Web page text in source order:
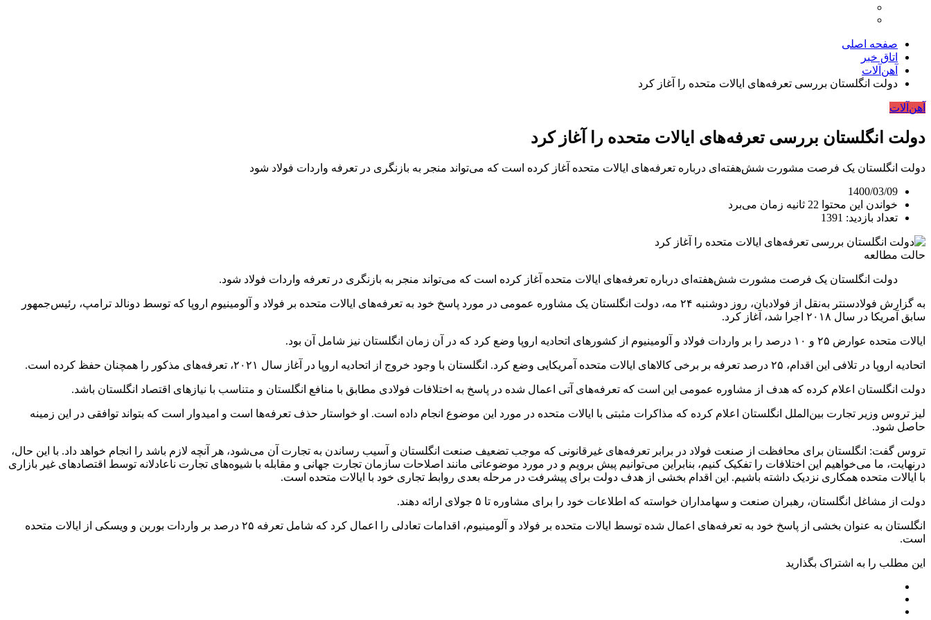
صفحه اصلی
اتاق خبر
آهن‌آلات
دولت انگلستان بررسی تعرفه‌های ایالات متحده را آغاز کرد
آهن‌آلات
دولت انگلستان بررسی تعرفه‌های ایالات متحده را آغاز کرد
دولت انگلستان یک فرصت مشورت شش‌هفته‌ای درباره تعرفه‌های ایالات متحده آغاز کرده است که می‌تواند منجر به بازنگری در تعرفه واردات فولاد شود
1400/03/09
خواندن این محتوا 22 ثانیه زمان می‌برد
تعداد بازدید: 1391
حالت مطالعه
دولت انگلستان یک فرصت مشورت شش‌هفته‌ای درباره تعرفه‌های ایالات متحده آغاز کرده است که می‌تواند منجر به بازنگری در تعرفه واردات فولاد شود.
به گزارش فولادسنتر به‌نقل از فولادبان، روز دوشنبه ۲۴ مه، دولت انگلستان یک مشاوره عمومی در مورد پاسخ خود به تعرفه‌های ایالات متحده بر فولاد و آلومینیوم اروپا که توسط دونالد ترامپ، رئیس‌جمهور
سابق آمریکا در سال ۲۰۱۸ اجرا شد، آغاز کرد.
ایالات متحده عوارض ۲۵ و ۱۰ درصد را بر واردات فولاد و آلومینیوم از کشورهای اتحادیه اروپا وضع کرد که در آن زمان انگلستان نیز شامل آن بود.
اتحادیه اروپا در تلافی این اقدام، ۲۵ درصد تعرفه بر برخی کالاهای ایالات متحده آمریکایی وضع کرد. انگلستان با وجود خروج از اتحادیه اروپا در آغاز سال ۲۰۲۱، تعرفه‌های مذکور را همچنان حفظ کرده است.
دولت انگلستان اعلام کرده که هدف از مشاوره عمومی این است که تعرفه‌های آتی اعمال شده در پاسخ به اختلافات فولادی مطابق با منافع انگلستان و متناسب با نیازهای اقتصاد انگلستان باشد.
لیز تروس وزیر تجارت بین‌الملل انگلستان اعلام کرده که مذاکرات مثبتی با ایالات متحده در مورد این موضوع انجام داده است. او خواستار حذف تعرفه‌ها است و امیدوار است که بتواند توافقی در این زمینه
حاصل شود.
تروس گفت: انگلستان برای محافظت از صنعت فولاد در برابر تعرفه‌های غیرقانونی که موجب تضعیف صنعت انگلستان و آسیب رساندن به تجارت آن می‌شود، هر آنچه لازم باشد را انجام خواهد داد. با این حال،
درنهایت، ما می‌خواهیم این اختلافات را تفکیک کنیم، بنابراین می‌توانیم پیش برویم و در مورد موضوعاتی مانند اصلاحات سازمان تجارت جهانی و مقابله با شیوه‌های تجارت ناعادلانه توسط اقتصادهای غیر بازاری
با ایالات متحده همکاری نزدیک داشته باشیم. این اقدام بخشی از هدف دولت برای پیشرفت در مرحله بعدی روابط تجاری خود با ایالات متحده است.
دولت از مشاغل انگلستان، رهبران صنعت و سهامداران خواسته که اطلاعات خود را برای مشاوره تا ۵ جولای ارائه دهند.
انگلستان به عنوان بخشی از پاسخ خود به تعرفه‌های اعمال شده توسط ایالات متحده بر فولاد و آلومینیوم، اقدامات تعادلی را اعمال کرد که شامل تعرفه ۲۵ درصد بر واردات بوربن و ویسکی از ایالات متحده
است.
این مطلب را به اشتراک بگذارید